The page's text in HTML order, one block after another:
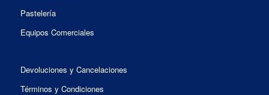
Pastelería
Equipos Comerciales
Devoluciones y Cancelaciones
Términos y Condiciones